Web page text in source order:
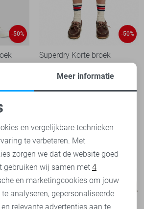
-50% -50%
Superdry Korte broek
cookies
cookies
Meer informatie
en vergelijkbare technieken
te verbeteren. Met
zorgen we dat de website goed
gebruiken wij samen met 4
en marketingcookies om jouw
analyseren, gepersonaliseerde
relevante advertenties aan te